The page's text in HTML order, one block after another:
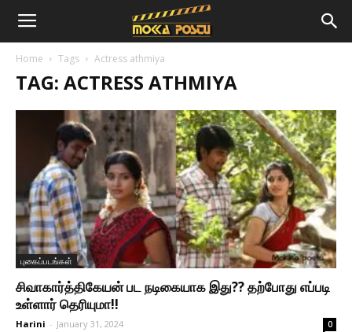
Home Tags Actress athmiya
TAG: ACTRESS ATHMIYA
புகைப்படங்கள்
சிவாகார்த்திகேயன் பட நடிகையாக இது?? தற்போது எப்படி
உள்ளார் தெரியுமா!!
Harini - January 31, 2024 0